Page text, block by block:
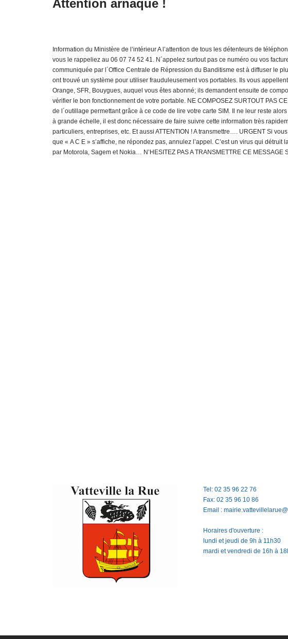
Attention arnaque !
Information du Ministère de l’intérieur A l’attention de tous les détenteurs de
vous le rappeliez au 06 07 74 52 41. N´appelez surtout pas ce numéro ou vos
communiquée par l´Office Centrale de Répression du Banditisme est à diffuser le
ont trouvé un système pour utiliser frauduleusement vos portables. Ils vous
Orange, SFR, Bouygues, auquel vous êtes abonné; ils demandent ensuite de
vérifier le bon fonctionnement de votre portable. NE COMPOSEZ SURTOUT PAS
de l´outillage permettant grâce à ce code de lire votre carte SIM. Il ne leur reste
à grande échelle, il est donc nécessaire de faire suivre cette information très
particuliers, entreprises, etc. Et aussi ATTENTION ! A transmettre…. URGENT Si
que « A C E » s’affiche, ne répondez pas, annulez l’appel. C’est un virus qui
par Motorola, Sagem et Nokia… N’HESITEZ PAS A TRANSMETTRE CE MESSAGE
Tel: 02 35 96 22 76
Fax: 02 35 96 10 86
Email :
Horaires d'ouverture :
lundi et jeudi de 9h à 11h30
mardi et vendredi de 16h à